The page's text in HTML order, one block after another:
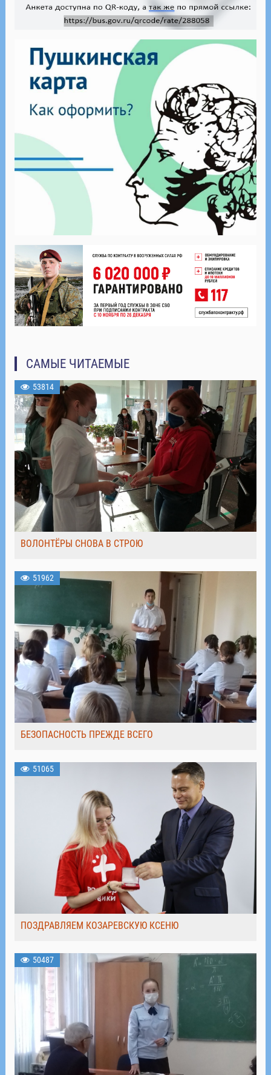
САМЫЕ ЧИТАЕМЫЕ
53814
ВОЛОНТЁРЫ СНОВА В СТРОЮ
51962
БЕЗОПАСНОСТЬ ПРЕЖДЕ ВСЕГО
51065
ПОЗДРАВЛЯЕМ КОЗАРЕВСКУЮ КСЕНЮ
50487